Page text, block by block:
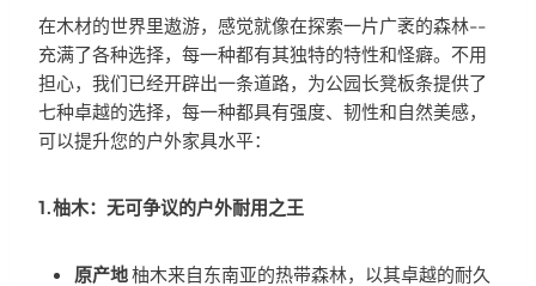
在木材的世界里遨游，感觉就像在探索一片广袤的森林--
充满了各种选择，每一种都有其独特的特性和怪癖。不用
担心，我们已经开辟出一条道路，为公园长凳板条提供了
七种卓越的选择，每一种都具有强度、韧性和自然美感，
可以提升您的户外家具水平：
1.柚木：无可争议的户外耐用之王
原产地柚木来自东南亚的热带森林，以其卓越的耐久